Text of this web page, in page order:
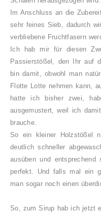
Im Anschluss an die
sehr feines Sieb, dadurch
verbliebene Fruchtfasern
Ich hab mir für diesen
Passierstößel, den Ihr auf
bin damit, obwohl man
Flotte Lotte nehmen kann,
hatte ich bisher zwei,
ausgemustert, weil ich
brauche.
So ein kleiner Holzstößel
deutlich schneller
ausüben und
perfekt. Und falls mal ein
man sogar noch einen
So, zum Sirup hab ich jetzt